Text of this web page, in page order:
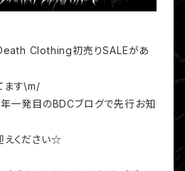
Clothing初売りSALEがあ
ます\m/
一発目のBDCブログで先行お知
えください☆